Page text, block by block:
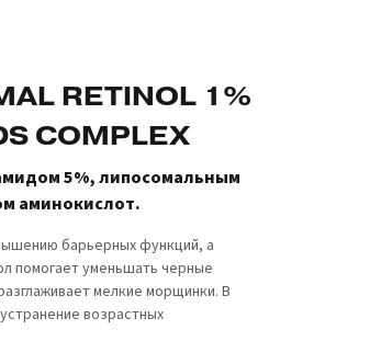
RETINOL 1%
COMPLEX
5%, липосомальным
аминокислот.
барьерных функций, а
помогает уменьшать черные
мелкие морщинки. В
возрастных